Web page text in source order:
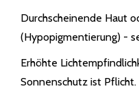
Durchscheinende Haut
(Hypopigmentierung) -
Erhöhte
Sonnenschutz ist Pflicht.